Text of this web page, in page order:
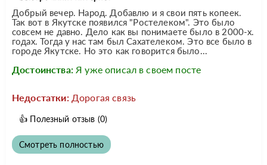
Добрый вечер. Народ. Добавлю и я свои пять копеек.
Так вот в Якутске появился "Ростелеком". Это было
совсем не давно. Дело как вы понимаете было в 2000-х.
годах. Тогда у нас там был Сахателеком. Это все было в
городе Якутске. Но это как говорится было...
Достоинства: Я уже описал в своем посте
Недостатки: Дорогая связь
👍 Полезный отзыв (0)
Смотреть полностью